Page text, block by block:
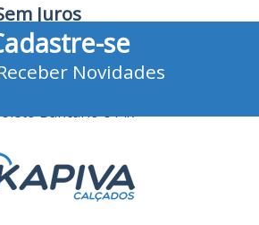
Juros
de Crédito
Bancário e Pix
se
Novidades